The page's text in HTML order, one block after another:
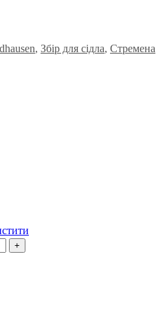
, Збір для сідла, Стремена
+